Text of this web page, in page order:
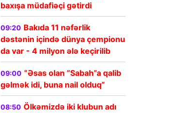
baxışa müdafiəçi gətirdi
09:20 Bakıda 11 nəfərlik
dəstənin içində dünya çempionu
da var - 4 milyon ələ keçirilib
09:00 “Əsas olan “Sabah”a qalib
gəlmək idi, buna nail olduq”
08:50 Ölkəmizdə iki klubun adı